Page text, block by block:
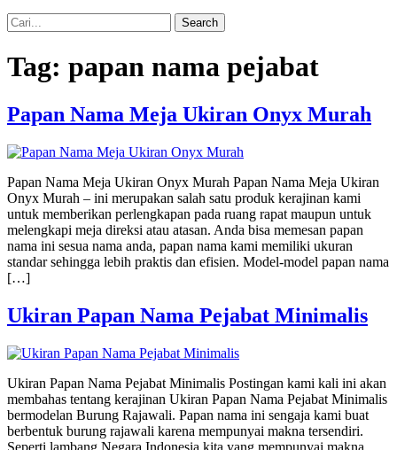
Search
Tag: papan nama pejabat
Papan Nama Meja Ukiran Onyx Murah
Papan Nama Meja Ukiran Onyx Murah Papan Nama Meja Ukiran
Onyx Murah – ini merupakan salah satu produk kerajinan kami
untuk memberikan perlengkapan pada ruang rapat maupun untuk
melengkapi meja direksi atau atasan. Anda bisa memesan papan
nama ini sesua nama anda, papan nama kami memiliki ukuran
standar sehingga lebih praktis dan efisien. Model-model papan nama
[…]
Ukiran Papan Nama Pejabat Minimalis
Ukiran Papan Nama Pejabat Minimalis Postingan kami kali ini akan
membahas tentang kerajinan Ukiran Papan Nama Pejabat Minimalis
bermodelan Burung Rajawali. Papan nama ini sengaja kami buat
berbentuk burung rajawali karena mempunyai makna tersendiri.
Seperti lambang Negara Indonesia kita yang mempunyai makna